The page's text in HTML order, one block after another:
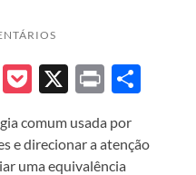
Reddit
Pocket
X Print
comum usada por
e direcionar a atenção
uma equivalência